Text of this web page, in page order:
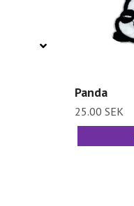
Panda
25.00 SEK